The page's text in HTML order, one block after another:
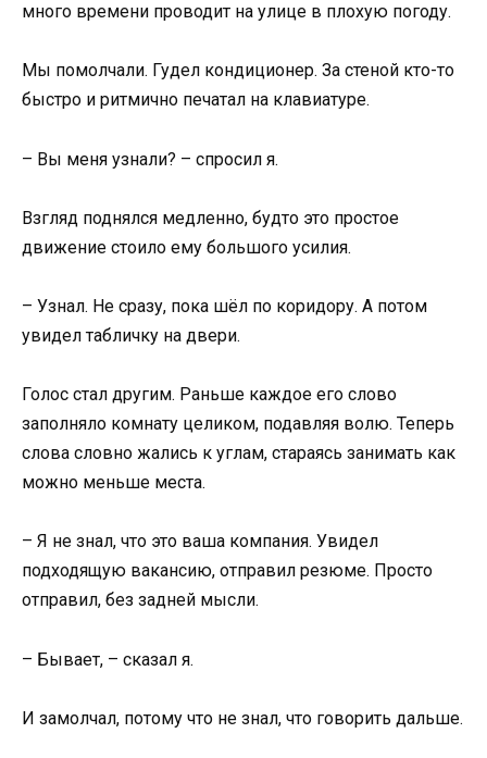
много времени проводит на улице в плохую погоду.
Мы помолчали. Гудел кондиционер. За стеной кто-то
быстро и ритмично печатал на клавиатуре.
– Вы меня узнали? – спросил я.
Взгляд поднялся медленно, будто это простое
движение стоило ему большого усилия.
– Узнал. Не сразу, пока шёл по коридору. А потом
увидел табличку на двери.
Голос стал другим. Раньше каждое его слово
заполняло комнату целиком, подавляя волю. Теперь
слова словно жались к углам, стараясь занимать как
можно меньше места.
– Я не знал, что это ваша компания. Увидел
подходящую вакансию, отправил резюме. Просто
отправил, без задней мысли.
– Бывает, – сказал я.
И замолчал, потому что не знал, что говорить дальше.